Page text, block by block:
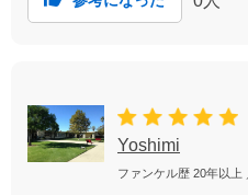
Yoshimi
ファンケル歴 20年以上